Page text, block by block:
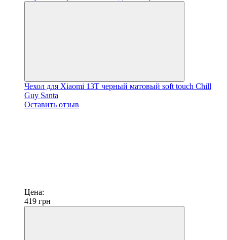
Чехол для Xiaomi 13T черный матовый soft touch Chill
Guy Santa
Оставить отзыв
Цена:
419 грн